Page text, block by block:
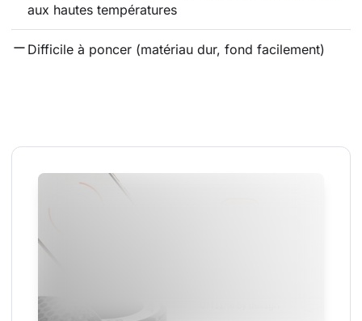
aux hautes températures
Difficile à poncer (matériau dur, fond facilement)